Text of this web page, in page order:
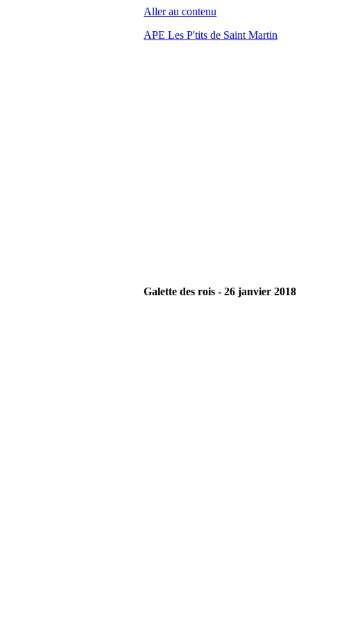
Aller au contenu
APE Les P'tits de Saint Martin
Galette des rois - 26 janvier 2018